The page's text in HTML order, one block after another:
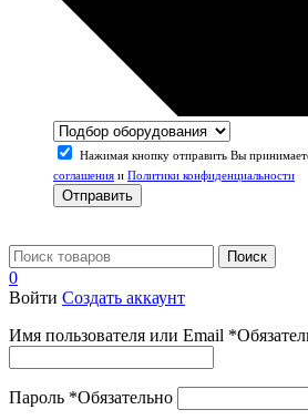
Нажимая кнопку отправить Вы
соглашения и Политики конфиденциальности
Отправить
Поиск
0
Войти Создать аккаунт
Имя пользователя или Email *
Пароль *Обязательно